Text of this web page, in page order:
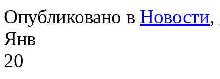
Опубликовано в Новости,
Янв
20